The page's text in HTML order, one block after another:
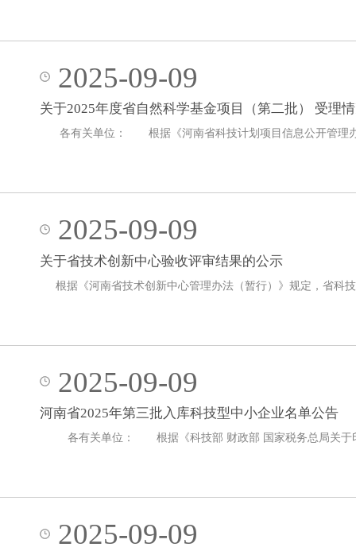
2025-09-09
关于2025年度省自然科学基金项目（第二批） 受理
各有关单位： 根据《河南省科技计划项目信息公开管理
2025-09-09
关于省技术创新中心验收评审结果的公示
根据《河南省技术创新中心管理办法（暂行）》规定，省科
2025-09-09
河南省2025年第三批入库科技型中小企业名单公告
各有关单位： 根据《科技部 财政部 国家税务总局关于
2025-09-09